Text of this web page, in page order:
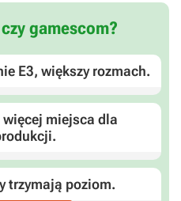
gamescom?
E3, większy rozmach.
więcej miejsca dla
trzymają poziom.